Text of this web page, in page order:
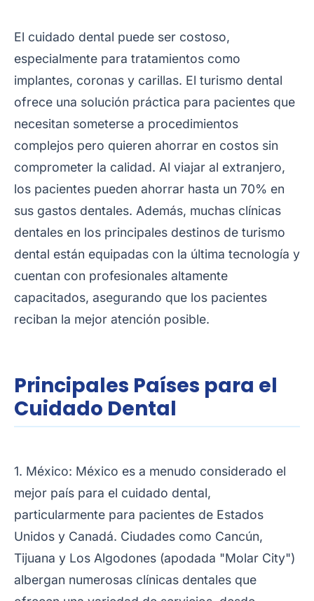
El cuidado dental puede ser costoso,
especialmente para tratamientos como
implantes, coronas y carillas. El turismo dental
ofrece una solución práctica para pacientes que
necesitan someterse a procedimientos
complejos pero quieren ahorrar en costos sin
comprometer la calidad. Al viajar al extranjero,
los pacientes pueden ahorrar hasta un 70% en
sus gastos dentales. Además, muchas clínicas
dentales en los principales destinos de turismo
dental están equipadas con la última tecnología y
cuentan con profesionales altamente
capacitados, asegurando que los pacientes
reciban la mejor atención posible.
Principales Países para el
Cuidado Dental
1. México: México es a menudo considerado el
mejor país para el cuidado dental,
particularmente para pacientes de Estados
Unidos y Canadá. Ciudades como Cancún,
Tijuana y Los Algodones (apodada "Molar City")
albergan numerosas clínicas dentales que